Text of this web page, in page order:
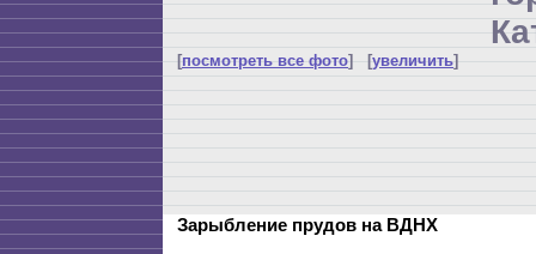
[посмотреть все фото] [увеличить]
Зарыбление прудов на ВДНХ